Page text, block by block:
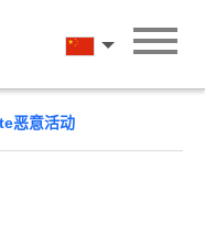
汉语
恶意活动